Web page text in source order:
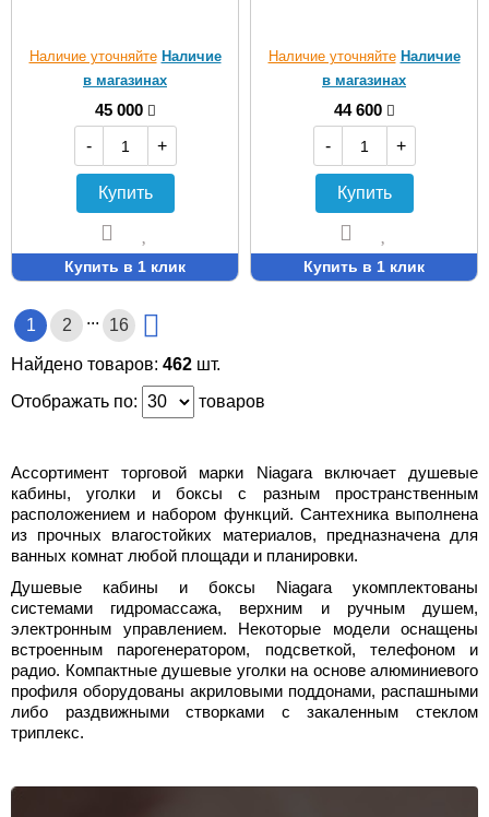
Наличие уточняйте Наличие
в магазинах
45 000
-
+
Купить
Купить в 1 клик
Наличие уточняйте Наличие
в магазинах
44 600
-
+
Купить
Купить в 1 клик
1 2 ... 16
Найдено товаров: 462 шт.
Отображать по:
товаров
Ассортимент торговой марки Niagara включает душевые
кабины, уголки и боксы с разным пространственным
расположением и набором функций. Сантехника выполнена
из прочных влагостойких материалов, предназначена для
ванных комнат любой площади и планировки.
Душевые кабины и боксы Niagara укомплектованы
системами гидромассажа, верхним и ручным душем,
электронным управлением. Некоторые модели оснащены
встроенным парогенератором, подсветкой, телефоном и
радио. Компактные душевые уголки на основе алюминиевого
профиля оборудованы акриловыми поддонами, распашными
либо раздвижными створками с закаленным стеклом
триплекс.